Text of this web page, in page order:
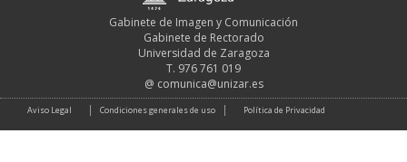
Gabinete de Imagen y Comunicación
Gabinete de Rectorado
Universidad de Zaragoza
T. 976 761 019
@ comunica@unizar.es
Aviso Legal Condiciones generales de uso Política de Privacidad